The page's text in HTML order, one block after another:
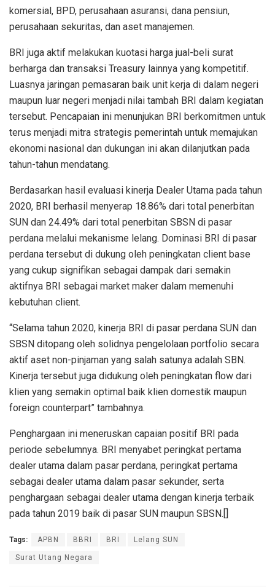
komersial, BPD, perusahaan asuransi, dana pensiun,
perusahaan sekuritas, dan aset manajemen.
BRI juga aktif melakukan kuotasi harga jual-beli surat
berharga dan transaksi Treasury lainnya yang kompetitif.
Luasnya jaringan pemasaran baik unit kerja di dalam negeri
maupun luar negeri menjadi nilai tambah BRI dalam kegiatan
tersebut. Pencapaian ini menunjukan BRI berkomitmen untuk
terus menjadi mitra strategis pemerintah untuk memajukan
ekonomi nasional dan dukungan ini akan dilanjutkan pada
tahun-tahun mendatang.
Berdasarkan hasil evaluasi kinerja Dealer Utama pada tahun
2020, BRI berhasil menyerap 18.86% dari total penerbitan
SUN dan 24.49% dari total penerbitan SBSN di pasar
perdana melalui mekanisme lelang. Dominasi BRI di pasar
perdana tersebut di dukung oleh peningkatan client base
yang cukup signifikan sebagai dampak dari semakin
aktifnya BRI sebagai market maker dalam memenuhi
kebutuhan client.
“Selama tahun 2020, kinerja BRI di pasar perdana SUN dan
SBSN ditopang oleh solidnya pengelolaan portfolio secara
aktif aset non-pinjaman yang salah satunya adalah SBN.
Kinerja tersebut juga didukung oleh peningkatan flow dari
klien yang semakin optimal baik klien domestik maupun
foreign counterpart” tambahnya.
Penghargaan ini meneruskan capaian positif BRI pada
periode sebelumnya. BRI menyabet peringkat pertama
dealer utama dalam pasar perdana, peringkat pertama
sebagai dealer utama dalam pasar sekunder, serta
penghargaan sebagai dealer utama dengan kinerja terbaik
pada tahun 2019 baik di pasar SUN maupun SBSN.[]
Tags: APBN BBRI BRI Lelang SUN
Surat Utang Negara